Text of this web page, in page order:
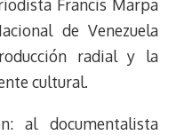
Francis Marpa
de Venezuela
radial y la
cultural.
al documentalista